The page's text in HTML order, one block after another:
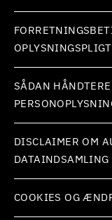
OPLYSNINGSPLIGT
SÅDAN
DISCLAIMER OM
DATAINDSAMLING
COOKIES OG